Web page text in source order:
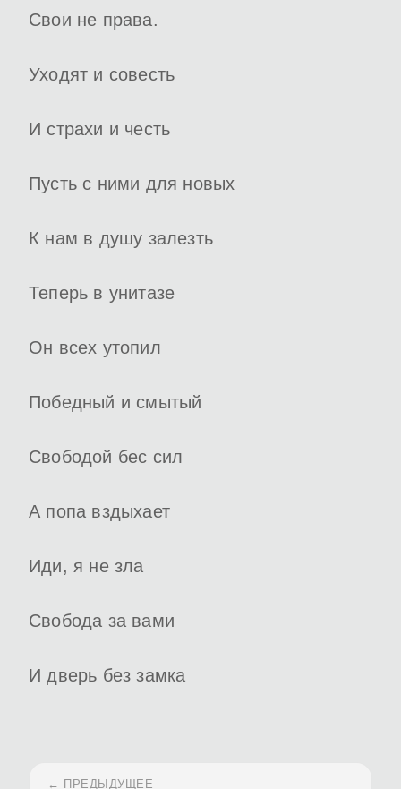
Свои не права.
Уходят и совесть
И страхи и честь
Пусть с ними для новых
К нам в душу залезть
Теперь в унитазе
Он всех утопил
Победный и смытый
Свободой бес сил
А попа вздыхает
Иди, я не зла
Свобода за вами
И дверь без замка
← ПРЕДЫДУЩЕЕ